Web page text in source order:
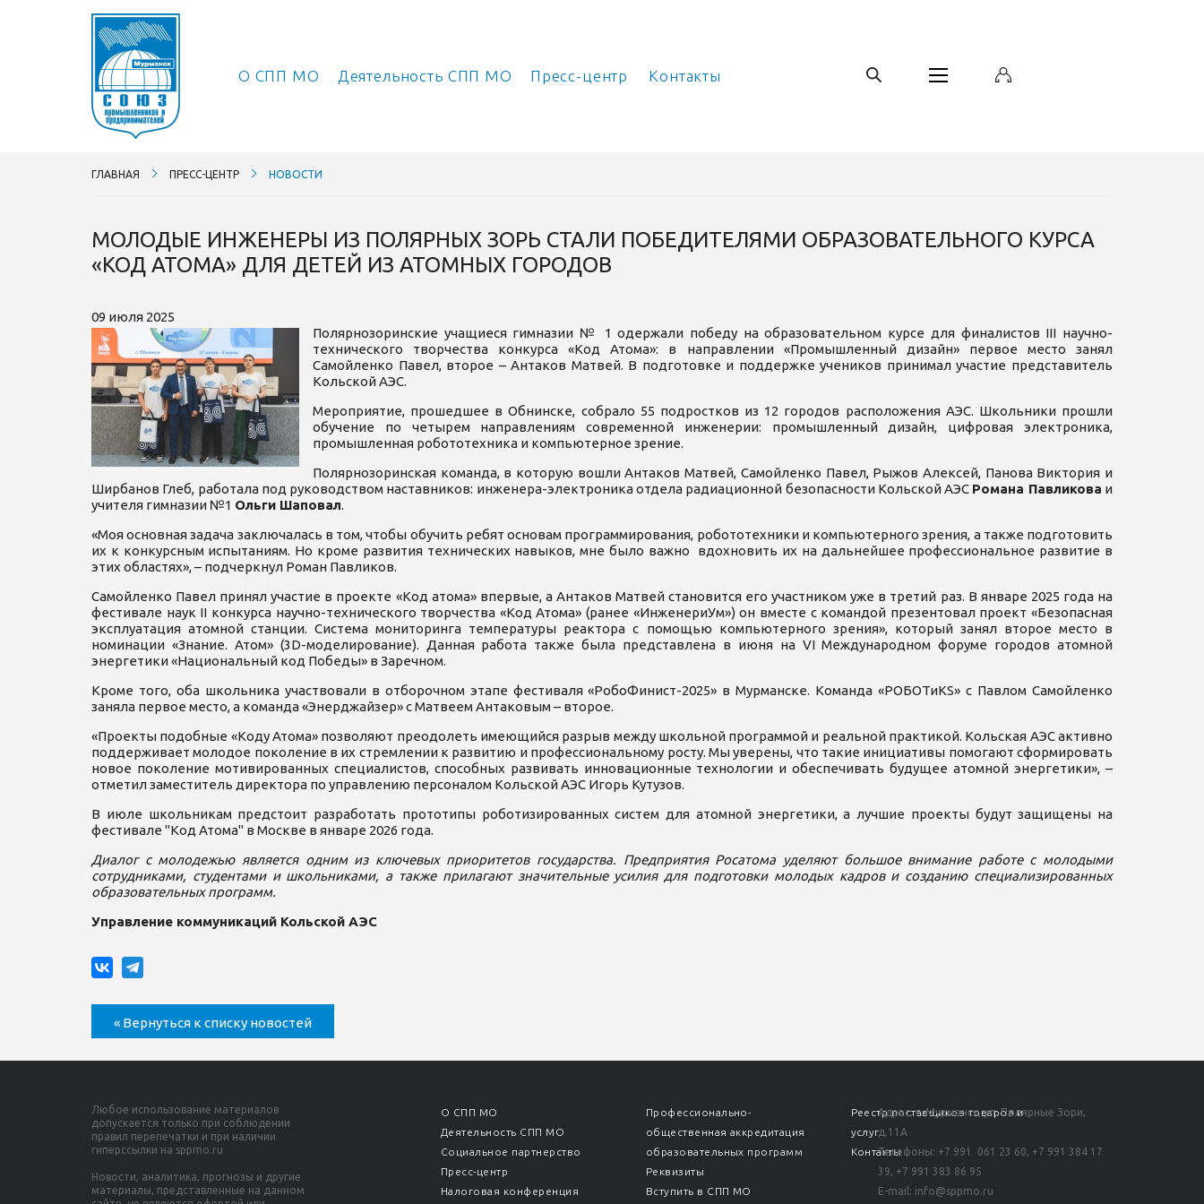
О СПП МО Деятельность СПП МО Пресс-центр Контакты
ГЛАВНАЯ ПРЕСС-ЦЕНТР НОВОСТИ
МОЛОДЫЕ ИНЖЕНЕРЫ ИЗ ПОЛЯРНЫХ ЗОРЬ СТАЛИ ПОБЕДИТЕЛЯМИ ОБРАЗОВАТЕЛЬНОГО КУРСА
«КОД АТОМА» ДЛЯ ДЕТЕЙ ИЗ АТОМНЫХ ГОРОДОВ
09 июля 2025
Полярнозоринские учащиеся гимназии № 1 одержали победу на образовательном курсе для финалистов III научно-
технического творчества конкурса «Код Атома»: в направлении «Промышленный дизайн» первое место занял
Самойленко Павел, второе – Антаков Матвей. В подготовке и поддержке учеников принимал участие представитель
Кольской АЭС.
Мероприятие, прошедшее в Обнинске, собрало 55 подростков из 12 городов расположения АЭС. Школьники прошли
обучение по четырем направлениям современной инженерии: промышленный дизайн, цифровая электроника,
промышленная робототехника и компьютерное зрение.
Полярнозоринская команда, в которую вошли Антаков Матвей, Самойленко Павел, Рыжов Алексей, Панова Виктория и
Ширбанов Глеб, работала под руководством наставников: инженера-электроника отдела радиационной безопасности Кольской АЭС Романа Павликова и
учителя гимназии №1 Ольги Шаповал.
«Моя основная задача заключалась в том, чтобы обучить ребят основам программирования, робототехники и компьютерного зрения, а также подготовить
их к конкурсным испытаниям. Но кроме развития технических навыков, мне было важно вдохновить их на дальнейшее профессиональное развитие в
этих областях», – подчеркнул Роман Павликов.
Самойленко Павел принял участие в проекте «Код атома» впервые, а Антаков Матвей становится его участником уже в третий раз. В январе 2025 года на
фестивале наук II конкурса научно-технического творчества «Код Атома» (ранее «ИнженериУм») он вместе с командой презентовал проект «Безопасная
эксплуатация атомной станции. Система мониторинга температуры реактора с помощью компьютерного зрения», который занял второе место в
номинации «Знание. Атом» (3D-моделирование). Данная работа также была представлена в июня на VI Международном форуме городов атомной
энергетики «Национальный код Победы» в Заречном.
Кроме того, оба школьника участвовали в отборочном этапе фестиваля «РобоФинист-2025» в Мурманске. Команда «РОБОТиKS» с Павлом Самойленко
заняла первое место, а команда «Энерджайзер» с Матвеем Антаковым – второе.
«Проекты подобные «Коду Атома» позволяют преодолеть имеющийся разрыв между школьной программой и реальной практикой. Кольская АЭС активно
поддерживает молодое поколение в их стремлении к развитию и профессиональному росту. Мы уверены, что такие инициативы помогают сформировать
новое поколение мотивированных специалистов, способных развивать инновационные технологии и обеспечивать будущее атомной энергетики», –
отметил заместитель директора по управлению персоналом Кольской АЭС Игорь Кутузов.
В июле школьникам предстоит разработать прототипы роботизированных систем для атомной энергетики, а лучшие проекты будут защищены на
фестивале "Код Атома" в Москве в январе 2026 года.
Диалог с молодежью является одним из ключевых приоритетов государства. Предприятия Росатома уделяют большое внимание работе с молодыми
сотрудниками, студентами и школьниками, а также прилагают значительные усилия для подготовки молодых кадров и созданию специализированных
образовательных программ.
Управление коммуникаций Кольской АЭС
« Вернуться к списку новостей
Любое использование материалов
допускается только при соблюдении
правил перепечатки и при наличии
гиперссылки на sppmo.ru
Новости, аналитика, прогнозы и другие
материалы, представленные на данном
О СПП МО
Деятельность СПП МО
Социальное партнерство
Пресс-центр
Налоговая конференция
Профессионально-
общественная аккредитация
образовательных программ
Реквизиты
Вступить в СПП МО
Реестр поставщиков товаров и
услуг
Контакты
Адрес: г. Мурманск, ул. Полярные Зори,
д.11А
Телефоны: +7 991 061 23 60, +7 991 384 17
39, +7 991 383 86 95
E-mail: info@sppmo.ru